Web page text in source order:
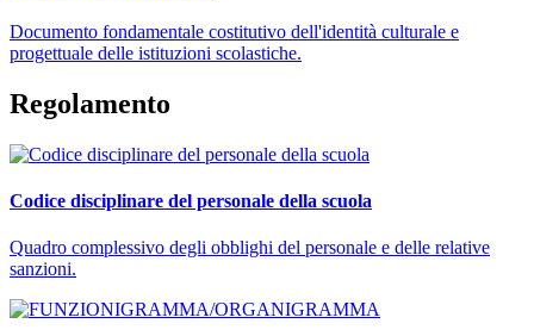
Documento fondamentale costitutivo dell'identità culturale e
progettuale delle istituzioni scolastiche.
Regolamento
Codice disciplinare del personale della scuola
Quadro complessivo degli obblighi del personale e delle relative
sanzioni.